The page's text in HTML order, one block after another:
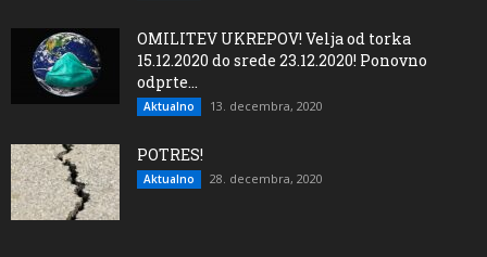
OMILITEV UKREPOV! Velja od torka
15.12.2020 do srede 23.12.2020! Ponovno
odprte...
Aktualno 13. decembra, 2020
POTRES!
Aktualno 28. decembra, 2020